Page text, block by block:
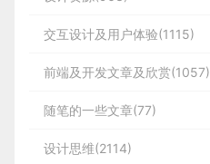
交互设计及用户体验(1115)
前端及开发文章及欣赏(1057)
随笔的一些文章(77)
设计思维(2114)